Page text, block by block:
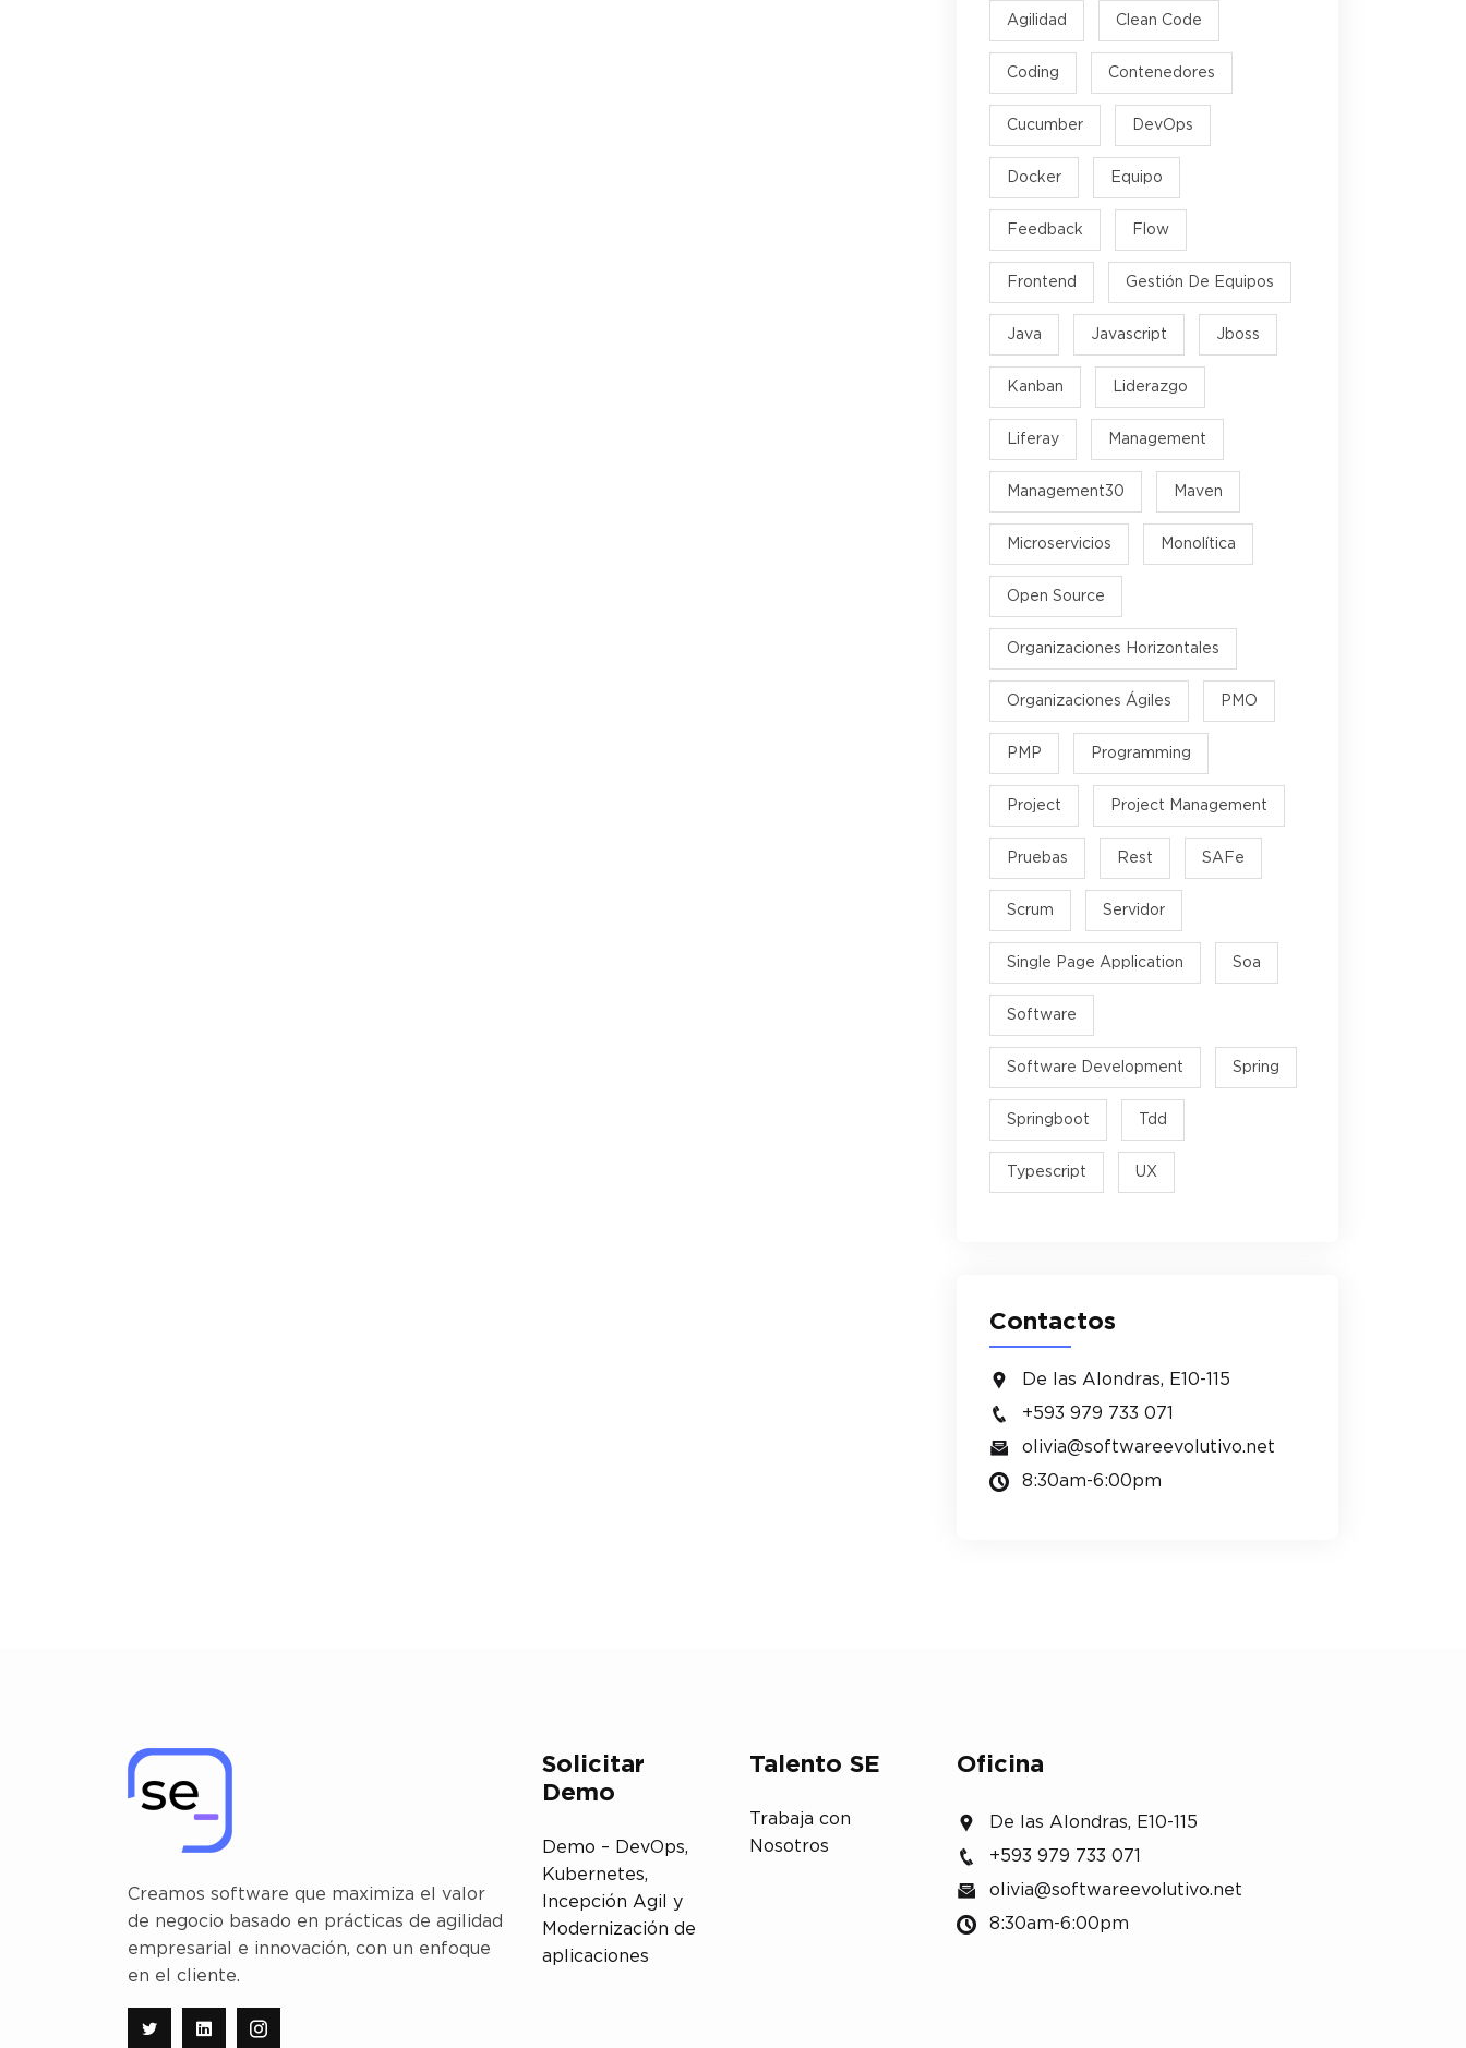
Agilidad Clean Code
Coding Contenedores
Cucumber DevOps
Docker Equipo
Feedback Flow
Frontend Gestión De Equipos
Java Javascript Jboss
Kanban Liderazgo
Liferay Management
Management30 Maven
Microservicios Monolítica
Open Source
Organizaciones Horizontales
Organizaciones Ágiles PMO
PMP Programming
Project Project Management
Pruebas Rest SAFe
Scrum Servidor
Single Page Application Soa
Software
Software Development Spring
Springboot Tdd
Typescript UX
Contactos
De las Alondras, E10-115
+593 979 733 071
olivia@softwareevolutivo.net
8:30am-6:00pm
Creamos software que maximiza el valor
de negocio basado en prácticas de agilidad
empresarial e innovación, con un enfoque
en el cliente.
Solicitar
Demo
Demo – DevOps,
Kubernetes,
Incepción Agil y
Modernización de
aplicaciones
Talento SE
Trabaja con
Nosotros
Oficina
De las Alondras, E10-115
+593 979 733 071
olivia@softwareevolutivo.net
8:30am-6:00pm